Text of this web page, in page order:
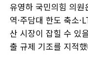
유영하 국민의힘 의
역·주담대 한도 축소
산 시장이 잡힐 수 있
출 규제 기조를 지적